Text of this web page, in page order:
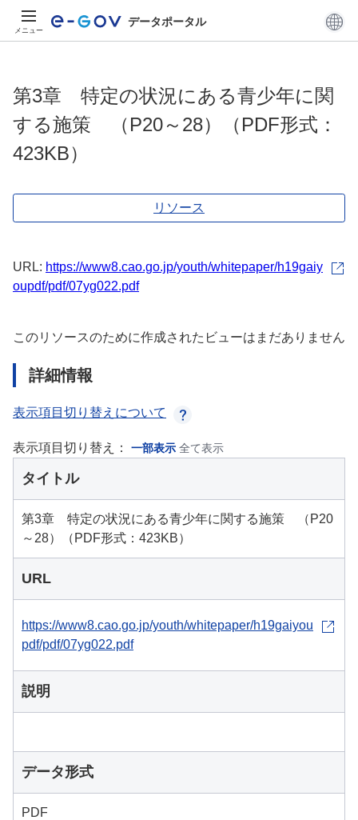
メニュー
データポータル
第3章 特定の状況にある青少年に関
する施策 （P20～28）（PDF形式：
423KB）
リソース
URL: https://www8.cao.go.jp/youth/whitepaper/h19gaiy
oupdf/pdf/07yg022.pdf
このリソースのために作成されたビューはまだありません
詳細情報
表示項目切り替えについて
表示項目切り替え： 一部表示 全て表示
タイトル
第3章 特定の状況にある青少年に関する施策 （P20
～28）（PDF形式：423KB）
URL
https://www8.cao.go.jp/youth/whitepaper/h19gaiyou
pdf/pdf/07yg022.pdf
説明
データ形式
PDF